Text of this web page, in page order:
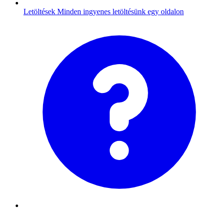
Letöltések Minden ingyenes letöltésünk egy oldalon